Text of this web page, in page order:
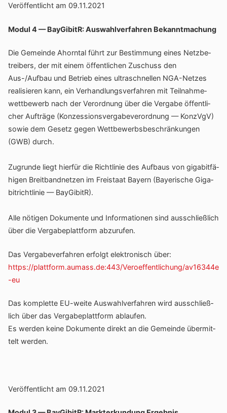
Veröf­fent­licht am 09.11.2021
Modul 4 — BayGi­bitR: Auswahl­ver­fahren Bekanntmachung
Die Gemeinde Ahorntal führt zur Bestim­mung eines Netz­be­
trei­bers, der mit einem öffent­li­chen Zuschuss den
Aus-/Aufbau und Betrieb eines ultra­schnellen NGA-Netzes
reali­sieren kann, ein Verhand­lungs­ver­fahren mit Teil­nah­me­
wett­be­werb nach der Verord­nung über die Vergabe öffent­li­
cher Aufträge (Konzes­si­ons­ver­ga­be­ver­ord­nung — KonzVgV)
sowie dem Gesetz gegen Wett­be­werbs­be­schrän­kungen
(GWB) durch.
Zugrunde liegt hierfür die Richt­linie des Aufbaus von giga­bit­fä­
higen Breit­band­netzen im Frei­staat Bayern (Baye­ri­sche Giga­
bi­t­richt­linie — BayGi­bitR).
Alle nötigen Doku­mente und Infor­ma­tionen sind ausschließ­lich
über die Verga­be­platt­form abzurufen.
Das Verga­be­ver­fahren erfolgt elek­tro­nisch über:
https://plattform.aumass.de:443/Veroeffentlichung/av16344e
-eu
Das komplette EU-weite Auswahl­ver­fahren wird ausschließ­
lich über das Verga­be­platt­form ablaufen.
Es werden keine Doku­mente direkt an die Gemeinde über­mit­
telt werden.
Veröf­fent­licht am 09.11.2021